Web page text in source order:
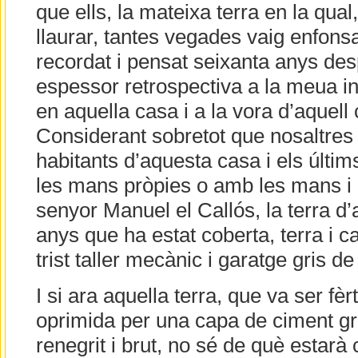
que ells, la mateixa terra en la
llaurar, tantes vegades vaig
recordat i pensat seixanta anys
espessor retrospectiva a la meua
en aquella casa i a la vora
Considerant sobretot que
habitants d’aquesta casa i els
les mans pròpies o amb les mans
senyor Manuel el Callós, la terra
anys que ha estat coberta, terra i
trist taller mecànic i garatge gris
I si ara aquella terra, que va ser
oprimida per una capa de ciment
renegrit i brut, no sé de què estarà